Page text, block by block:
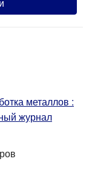
металлов :
журнал